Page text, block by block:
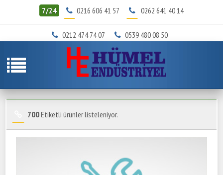
7/24 0216 606 41 57 0262 641 40 14
0212 474 74 07 0539 480 08 50
700Etiketli ürünler listeleniyor.